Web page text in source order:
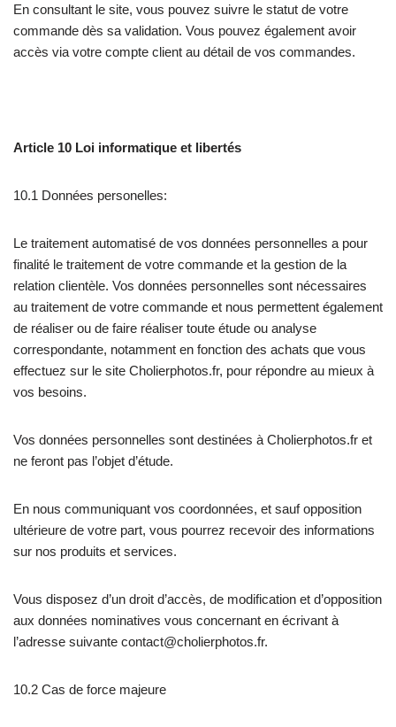
En consultant le site, vous pouvez suivre le statut de votre
commande dès sa validation. Vous pouvez également avoir
accès via votre compte client au détail de vos commandes.
Article 10 Loi informatique et libertés
10.1 Données personelles:
Le traitement automatisé de vos données personnelles a pour
finalité le traitement de votre commande et la gestion de la
relation clientèle. Vos données personnelles sont nécessaires
au traitement de votre commande et nous permettent également
de réaliser ou de faire réaliser toute étude ou analyse
correspondante, notamment en fonction des achats que vous
effectuez sur le site Cholierphotos.fr, pour répondre au mieux à
vos besoins.
Vos données personnelles sont destinées à Cholierphotos.fr et
ne feront pas l’objet d’étude.
En nous communiquant vos coordonnées, et sauf opposition
ultérieure de votre part, vous pourrez recevoir des informations
sur nos produits et services.
Vous disposez d’un droit d’accès, de modification et d’opposition
aux données nominatives vous concernant en écrivant à
l’adresse suivante contact@cholierphotos.fr.
10.2 Cas de force majeure